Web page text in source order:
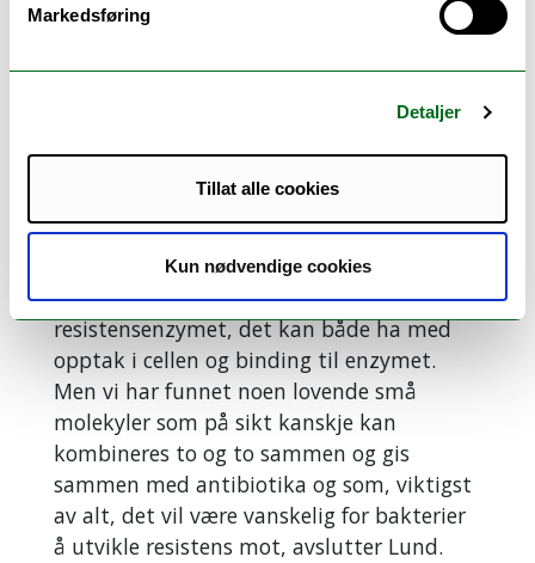
Markedsføring
Detaljer
Tillat alle cookies
Kun nødvendige cookies
evne til å blokkere enzymet. I denne
sammensetning av de kjemiske
egenskapene til småmolekylene klarte han
forbindelsene han undersøkte.
Fortsatt en vei å gå
– Vi har ikke enda oppnådd
tilfredsstillende effekt i blokkeringen av
resistensenzymet, det kan både ha med
opptak i cellen og binding til enzymet.
Men vi har funnet noen lovende små
molekyler som på sikt kanskje kan
kombineres to og to sammen og gis
sammen med antibiotika og som, viktigst
av alt, det vil være vanskelig for bakterier
å utvikle resistens mot, avslutter Lund.